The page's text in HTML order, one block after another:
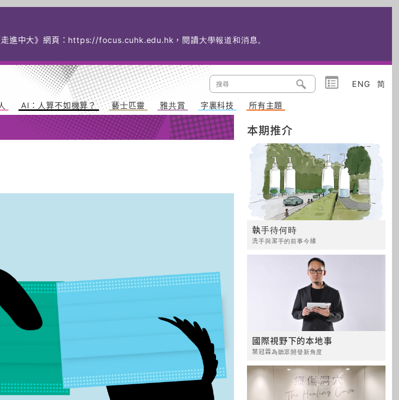
進中大》網頁： https://focus.cuhk.edu.hk，閱讀大學報道和消息。
ENG 简
AI：人算不如機算？ 藝士匹靈 雅共賞 字裏科技 所有主題
本期推介
執手待何時
洗手與潔手的前事今緣
國際視野下的本地事
葉冠霖為聽眾開發新角度